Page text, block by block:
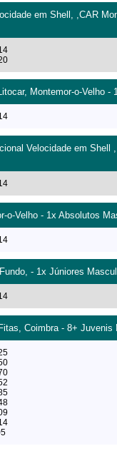
em Shell, ,CAR
Montemor-o-Velho
Velocidade em
o-Velho - 1x Absolutos
- 1x Júniores
Coimbra - 8+ Juvenis